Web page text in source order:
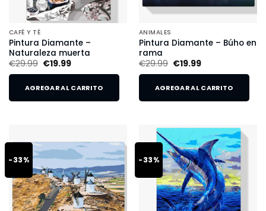
CAFÉ Y TÉ
Pintura Diamante –
Naturaleza muerta
€29.99 €19.99
AGREGAR AL CARRITO
ANIMALES
Pintura Diamante – Búho en
rama
€29.99 €19.99
AGREGAR AL CARRITO
-33% -33%